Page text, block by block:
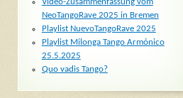
Video-Zusammenfassung vom
NeoTangoRave 2025 in Bremen
Playlist NuevoTangoRave 2025
Playlist Milonga Tango Armónico
25.5.2025
Quo vadis Tango?